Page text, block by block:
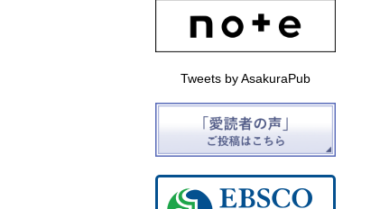
Tweets by AsakuraPub